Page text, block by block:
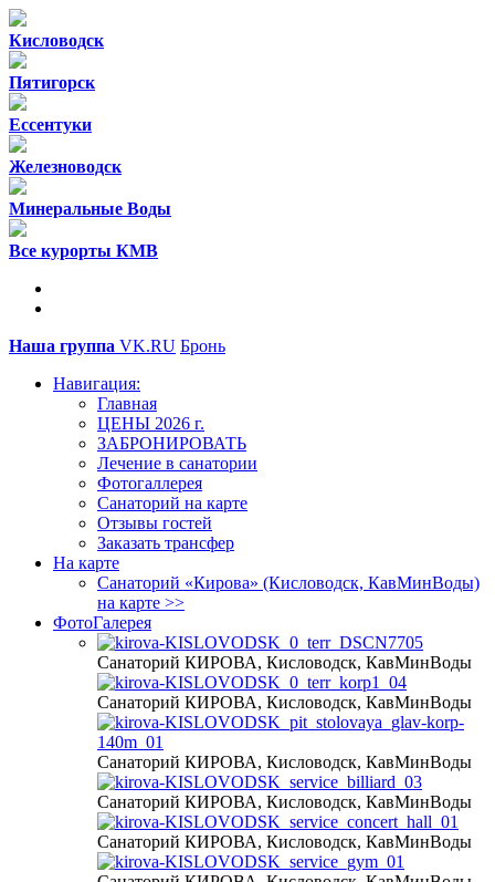
Кисловодск
Пятигорск
Ессентуки
Железноводск
Минеральные Воды
Все курорты КМВ
Наша группа VK.RU Бронь
Навигация:
Главная
ЦЕНЫ 2026 г.
ЗАБРОНИРОВАТЬ
Лечение в санатории
Фотогаллерея
Санаторий на карте
Отзывы гостей
Заказать трансфер
На карте
Санаторий «Кирова» (Кисловодск, КавМинВоды)
на карте >>
ФотоГалерея
Санаторий КИРОВА, Кисловодск, КавМинВоды
Санаторий КИРОВА, Кисловодск, КавМинВоды
Санаторий КИРОВА, Кисловодск, КавМинВоды
Санаторий КИРОВА, Кисловодск, КавМинВоды
Санаторий КИРОВА, Кисловодск, КавМинВоды